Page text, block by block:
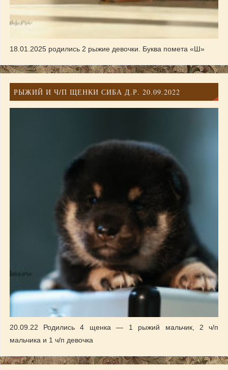
18.01.2025 родились 2 рыжие девочки. Буква помета «Ш»
РЫЖИЙ И Ч/П ЩЕНКИ СИБА Д.Р. 20.09.2022
20.09.22 Родились 4 щенка — 1 рыжий мальчик, 2 ч/п
мальчика и 1 ч/п девочка